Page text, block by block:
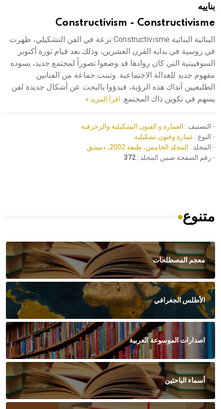
بناييه
Constructivism - Constructivisme
البنائية البنائية Constructivisme نزعة في الفن التشكيلي، ظهرت
في روسية في بداية القرن العشرين، وذلك بعد قيام ثورة أكتوبر
السوفييتية التي كان روادها قد وضعوا تصوراً لمجتمع جديد، يسوده
مفهوم جديد للعدالة الاجتماعية. وتبنت جماعة من الفنانين
الطليعيين آنذاك هذه الرؤية، فبدؤوا بالبحث عن أشكال جديدة لفن
يسهم في تكوين ذاك المجتمع. اقرأ المزيد »
- التصنيف : العمارة و الفنون التشكيلية والزخرفية
- النوع : عمارة وفنون تشكيلية
- المجلد : المجلد الخامس، طبعة 2002، دمشق
- رقم الصفحة ضمن المجلد : 372
متنوع
معجم المصطلحات
الأطلس الجغرافي
اصدارات الموسوعة العربية
أسماء الباحثين